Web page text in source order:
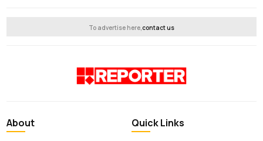
To advertise here,contact us
About Quick Links